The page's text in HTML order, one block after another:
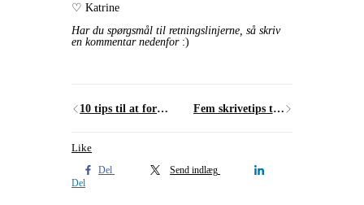
♡ Katrine
Har du spørgsmål til retningslinjerne, så skriv
en kommentar nedenfor:)
10 tips til at forbedre din blog i 2016 Fem skrivetips til dine sociale medier
Like
Del
Send indlæg
Del